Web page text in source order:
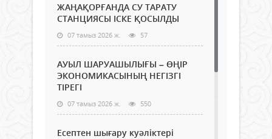
ЖАҢАҚОРҒАНДА СУ ТАРАТУ
СТАНЦИЯСЫ ІСКЕ ҚОСЫЛДЫ
07 тамыз 2026 ж. 57
АУЫЛ ШАРУАШЫЛЫҒЫ – ӨҢІР
ЭКОНОМИКАСЫНЫҢ НЕГІЗГІ
ТІРЕГІ
07 тамыз 2026 ж. 550
Есептен шығару куәліктері